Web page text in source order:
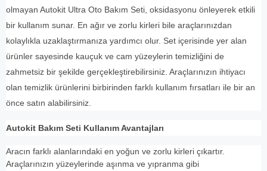
olmayan Autokit Ultra Oto Bakım Seti, oksidasyonu önleyerek etkili
bir kullanım sunar. En ağır ve zorlu kirleri bile araçlarınızdan
kolaylıkla uzaklaştırmanıza yardımcı olur. Set içerisinde yer alan
ürünler sayesinde kauçuk ve cam yüzeylerin temizliğini de
zahmetsiz bir şekilde gerçekleştirebilirsiniz. Araçlarınızın ihtiyacı
olan temizlik ürünlerini birbirinden farklı kullanım fırsatları ile bir an
önce satın alabilirsiniz.
Autokit Bakım Seti Kullanım Avantajları
Aracın farklı alanlarındaki en yoğun ve zorlu kirleri çıkartır.
Araçlarınızın yüzeylerinde aşınma ve yıpranma gibi